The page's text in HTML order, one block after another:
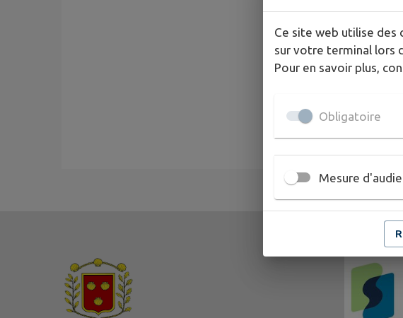
Ce site web utilise
sur votre terminal lors
Pour en savoir plus,
Obligatoire
Mesure